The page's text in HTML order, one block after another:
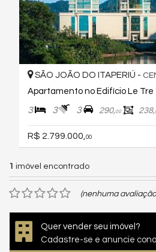
SÃO JOÃO DO ITAPERIÚ -
Apartamento no Edifício Le Tre
3 3 3 290,00 238,
R$ 2.799.000, 00
1 imóvel encontrado
(nenhuma
Quer vender seu imóvel?
Cadastre-se e anuncie